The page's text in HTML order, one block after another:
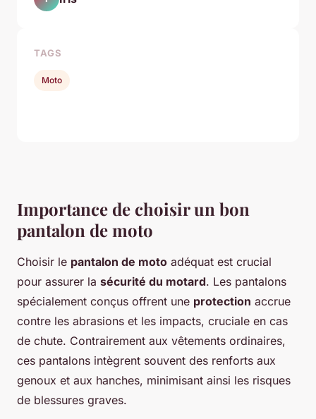
Importance de choisir un bon
pantalon de moto
Choisir le pantalon de moto adéquat est crucial
pour assurer la sécurité du motard. Les pantalons
spécialement conçus offrent une protection accrue
contre les abrasions et les impacts, cruciale en cas
de chute. Contrairement aux vêtements ordinaires,
ces pantalons intègrent souvent des renforts aux
genoux et aux hanches, minimisant ainsi les risques
de blessures graves.
TAGS
Moto